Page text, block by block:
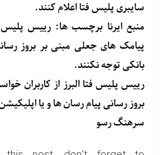
سایبری پلیس فتا اعلام کنند.
منبعایرنا برچسب ها: رییس پلیس
پیامک های جعلی مبنی بر بروز
بانکی توجه نکنند.
رییس پلیس فتا البرز از کاربران
بروز رسانی پیام رسان ها و یا
سرهنگ رسو